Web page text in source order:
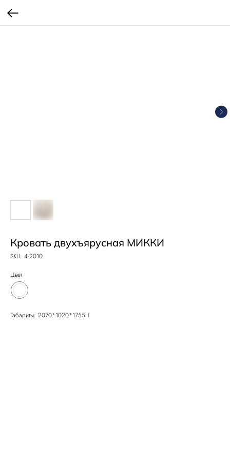
Кровать двухъярусная МИККИ
SKU: 4-2010
Цвет
Габариты: 2070*1020*1755Н